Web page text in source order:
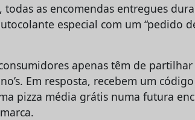
as encomendas entregues
especial com um “pedido
apenas têm de
Em resposta, recebem um
pizza média grátis numa futura